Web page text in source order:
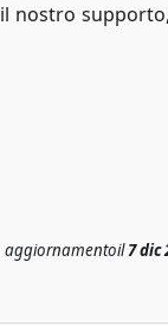
nostro
aggiornamentoil7 dic